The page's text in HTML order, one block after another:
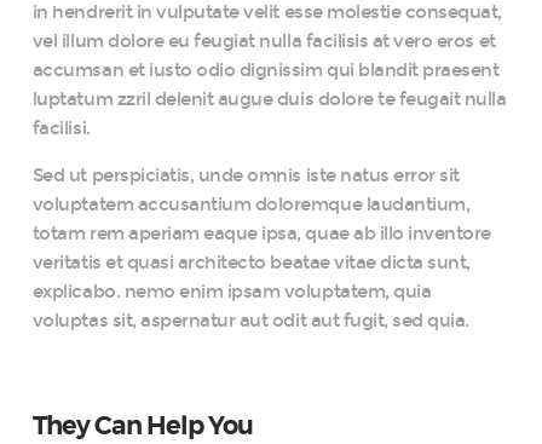
in hendrerit in vulputate velit esse molestie consequat,
vel illum dolore eu feugiat nulla facilisis at vero eros et
accumsan et iusto odio dignissim qui blandit praesent
luptatum zzril delenit augue duis dolore te feugait nulla
facilisi.
Sed ut perspiciatis, unde omnis iste natus error sit
voluptatem accusantium doloremque laudantium,
totam rem aperiam eaque ipsa, quae ab illo inventore
veritatis et quasi architecto beatae vitae dicta sunt,
explicabo. nemo enim ipsam voluptatem, quia
voluptas sit, aspernatur aut odit aut fugit, sed quia.
They Can Help You